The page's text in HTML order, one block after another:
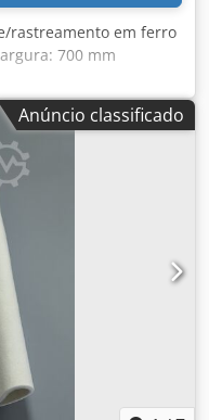
rastreamento em ferro
700 mm
mm Altura com pés:
Anúncio classificado